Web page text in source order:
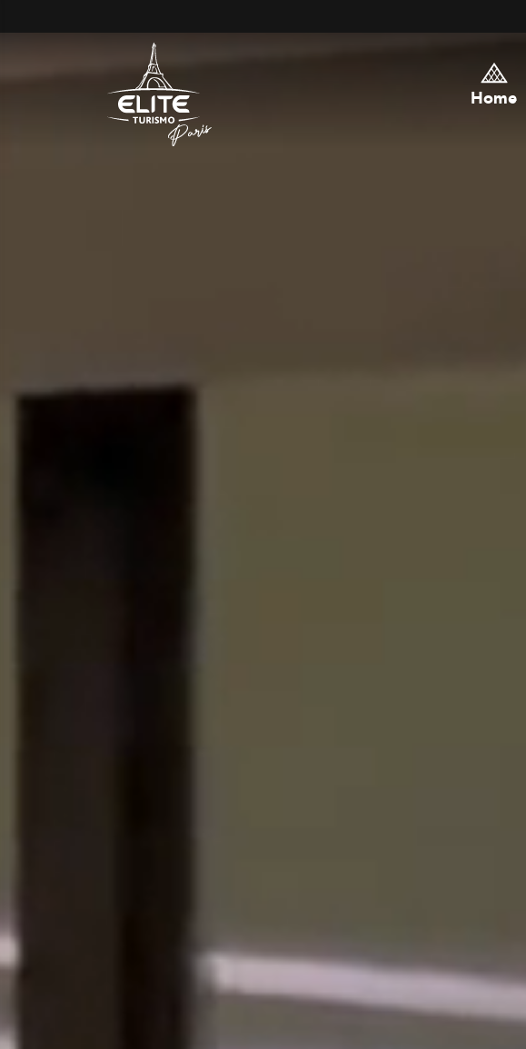
Home